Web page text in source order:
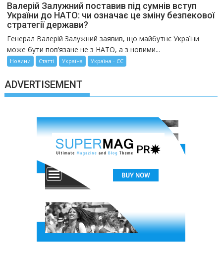
Валерій Залужний поставив під сумнів вступ
України до НАТО: чи означає це зміну безпекової
стратегії держави?
Генерал Валерій Залужний заявив, що майбутнє України
може бути пов’язане не з НАТО, а з новими...
Новини Статті Україна Україна - ЄС
ADVERTISEMENT